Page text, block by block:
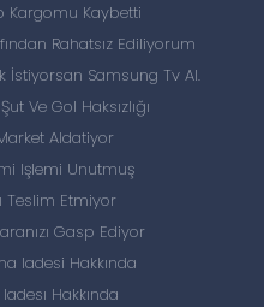
Kargomu Kaybetti
Rahatsız Ediliyorum
İstiyorsan Samsung Tv Al.
Ve Gol Haksızlığı
Aldatiyor
Işlemi Unutmuş
Teslim Etmiyor
Gasp Ediyor
Iadesi Hakkında
Hakkında